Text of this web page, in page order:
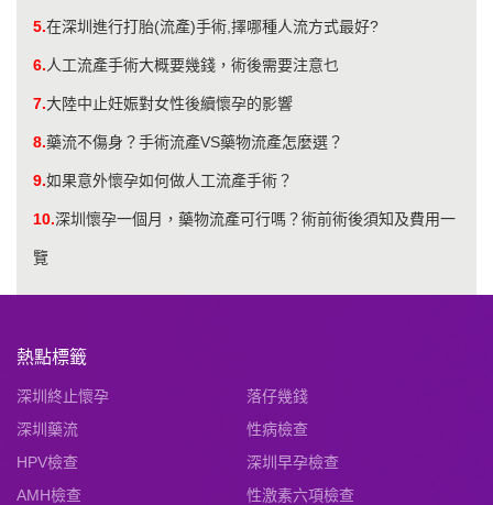
5.在深圳進行打胎(流產)手術,擇哪種人流方式最好?
6.人工流產手術大概要幾錢，術後需要注意乜
7.大陸中止妊娠對女性後續懷孕的影響
8.藥流不傷身？手術流產VS藥物流產怎麼選？
9.如果意外懷孕如何做人工流產手術？
10.深圳懷孕一個月，藥物流產可行嗎？術前術後須知及費用一
覽
熱點標籤
深圳終止懷孕
落仔幾錢
深圳藥流
性病檢查
HPV檢查
深圳早孕檢查
AMH檢查
性激素六項檢查